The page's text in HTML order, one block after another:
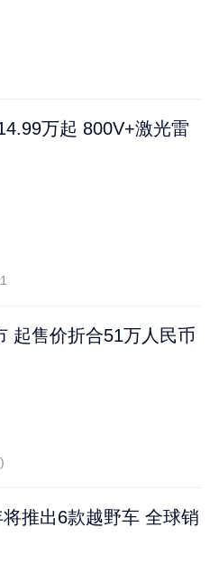
万起 800V+激光雷
起售价折合51万人民币
推出6款越野车 全球销